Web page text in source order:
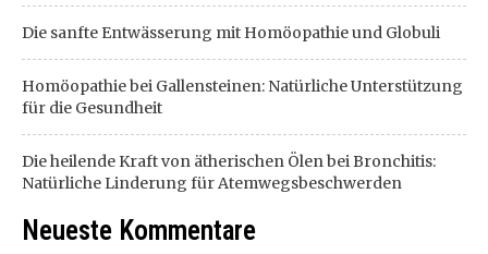
Die sanfte Entwässerung mit Homöopathie und Globuli
Homöopathie bei Gallensteinen: Natürliche Unterstützung
für die Gesundheit
Die heilende Kraft von ätherischen Ölen bei Bronchitis:
Natürliche Linderung für Atemwegsbeschwerden
Neueste Kommentare